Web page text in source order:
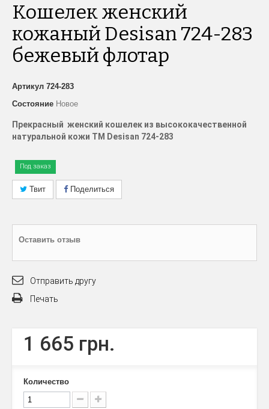
Кошелек женский
кожаный Desisan 724-283
бежевый флотар
Артикул 724-283
Состояние Новое
Прекрасный женский кошелек из высококачественной
натуральной кожи TM Desisan 724-283
Под заказ
Твит Поделиться
Оставить отзыв
Отправить другу
Печать
1 665 грн.
Количество